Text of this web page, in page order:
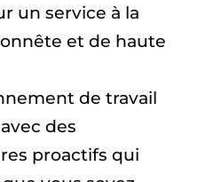
un service à la
et de haute
de travail
des
proactifs qui